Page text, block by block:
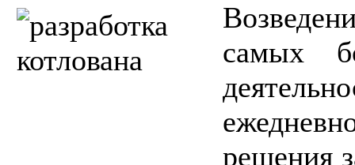
самых
решения